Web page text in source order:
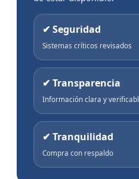
✔ Seguridad
Sistemas críticos revisados
✔ Transparencia
Información clara y
✔ Tranquilidad
Compra con respaldo